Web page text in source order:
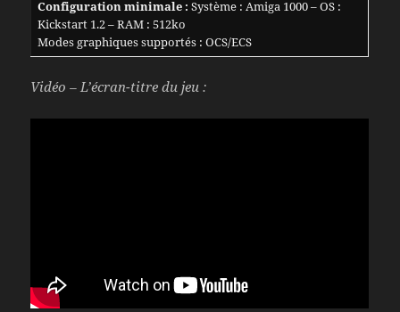
Configuration minimale : Système : Amiga 1000 – OS :
Kickstart 1.2 – RAM : 512ko
Modes graphiques supportés : OCS/ECS
Vidéo – L’écran-titre du jeu :